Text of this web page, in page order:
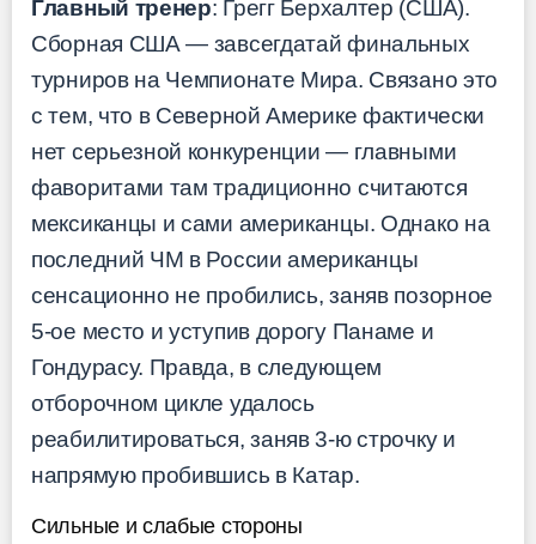
Главный тренер: Грегг Берхалтер (США).
Сборная США — завсегдатай финальных
турниров на Чемпионате Мира. Связано это
с тем, что в Северной Америке фактически
нет серьезной конкуренции — главными
фаворитами там традиционно считаются
мексиканцы и сами американцы. Однако на
последний ЧМ в России американцы
сенсационно не пробились, заняв позорное
5-ое место и уступив дорогу Панаме и
Гондурасу. Правда, в следующем
отборочном цикле удалось
реабилитироваться, заняв 3-ю строчку и
напрямую пробившись в Катар.
Сильные и слабые стороны